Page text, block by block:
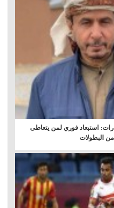
استبعاد فوري لمن يتعاطى
البطولات